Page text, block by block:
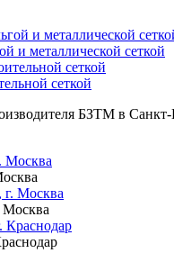
и металлической сеткой
сеткой
БЗТМ в
Москва